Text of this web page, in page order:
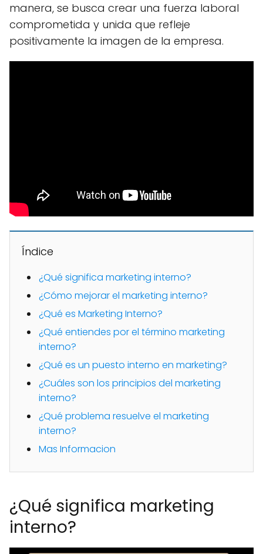
manera, se busca crear una fuerza laboral
comprometida y unida que refleje
positivamente la imagen de la empresa.
Índice
¿Qué significa marketing interno?
¿Cómo mejorar el marketing interno?
¿Qué es Marketing Interno?
¿Qué entiendes por el término marketing
interno?
¿Qué es un puesto interno en marketing?
¿Cuáles son los principios del marketing
interno?
¿Qué problema resuelve el marketing
interno?
Mas Informacion
¿Qué significa marketing
interno?